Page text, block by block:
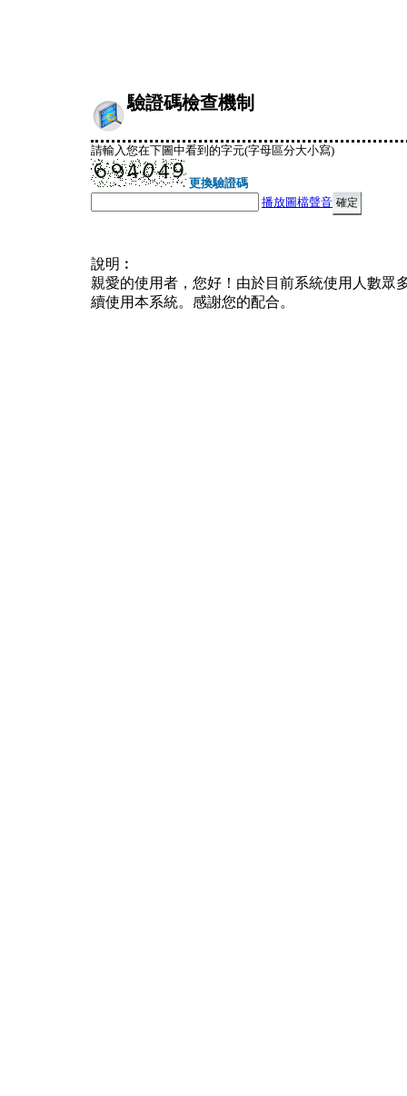
驗證碼檢查機制
請輸入您在下圖中看到的字元(字母區分大小寫)
更換驗證碼
播放圖檔聲音
說明︰
親愛的使用者，您好！由於目前系統使用人數眾
續使用本系統。感謝您的配合。